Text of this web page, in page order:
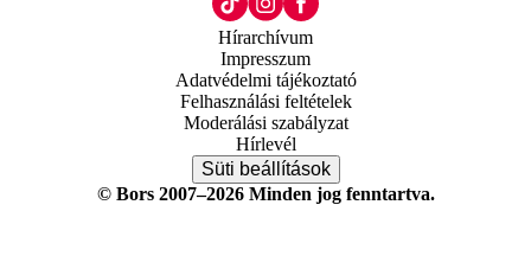
Hírarchívum
Impresszum
Adatvédelmi tájékoztató
Felhasználási feltételek
Moderálási szabályzat
Hírlevél
Süti beállítások
© Bors 2007–2026 Minden jog fenntartva.